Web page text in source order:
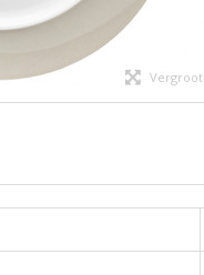
Vergroot